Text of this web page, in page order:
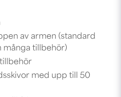
av armen (standard
många tillbehör)
med upp till 50